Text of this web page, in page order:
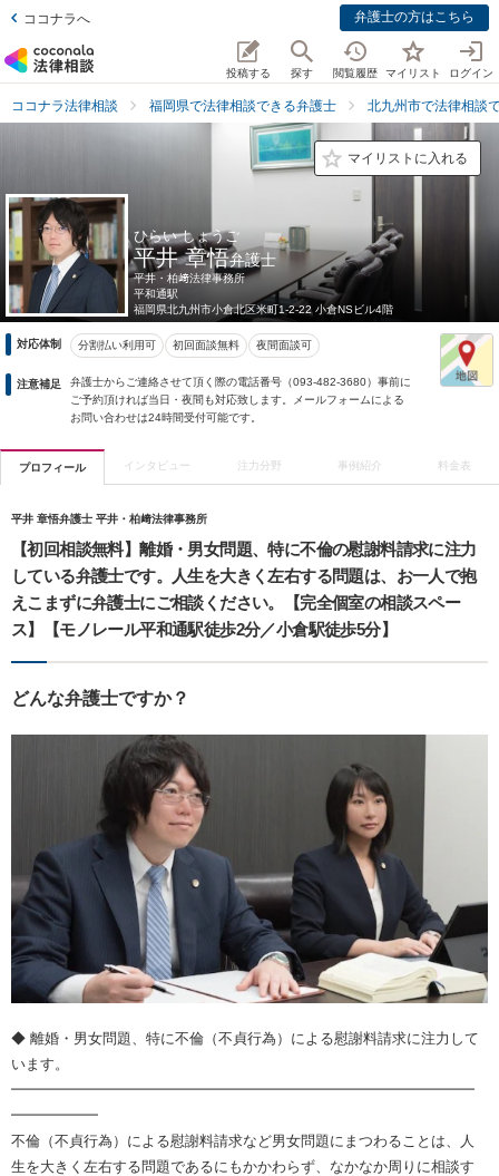
ココナラへ 弁護士の方はこちら
投稿する 探す 閲覧履歴 マイリスト ログイン
ココナラ法律相談 福岡県で法律相談できる弁護士 北九州市で法律相談
マイリストに入れる
ひらい しょうご
平井 章悟弁護士
平井・柏﨑法律事務所
平和通駅
福岡県北九州市小倉北区米町1-2-22 小倉NSビル4階
対応体制 分割払い利用可 初回面談無料 夜間面談可
注意補足
弁護士からご連絡させて頂く際の電話番号（093-482-3680）事前に
ご予約頂ければ当日・夜間も対応致します。メールフォームによる
お問い合わせは24時間受付可能です。
プロフィール インタビュー 注力分野 事例紹介 料金表
平井 章悟弁護士 平井・柏﨑法律事務所
【初回相談無料】離婚・男女問題、特に不倫の慰謝料請求に注力
している弁護士です。人生を大きく左右する問題は、お一人で抱
えこまずに弁護士にご相談ください。【完全個室の相談スペー
ス】【モノレール平和通駅徒歩2分／小倉駅徒歩5分】
どんな弁護士ですか？
◆ 離婚・男女問題、特に不倫（不貞行為）による慰謝料請求に注力して
います。
━━━━━━━━━━━━━━━━━━━━━━━━━━━━━━━━
━━━━━━
不倫（不貞行為）による慰謝料請求など男女問題にまつわることは、人
生を大きく左右する問題であるにもかかわらず、なかなか周りに相談す